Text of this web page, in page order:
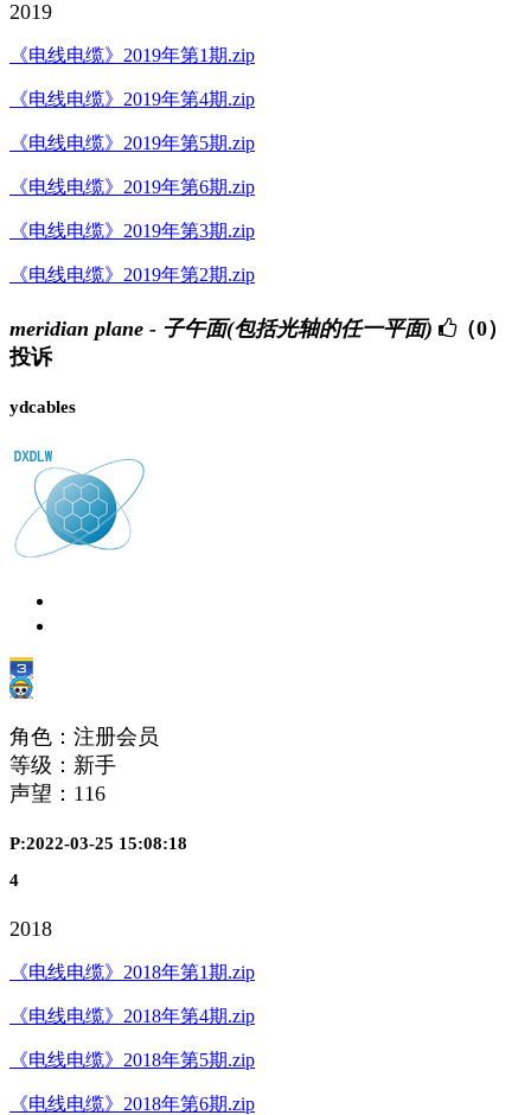
2019
《电线电缆》2019年第1期.zip
《电线电缆》2019年第4期.zip
《电线电缆》2019年第5期.zip
《电线电缆》2019年第6期.zip
《电线电缆》2019年第3期.zip
《电线电缆》2019年第2期.zip
meridian plane - 子午面(包括光轴的任一平面)
（0）
投诉
ydcables
角色：注册会员
等级：新手
声望： 116
P:2022-03-25 15:08:18
4
2018
《电线电缆》2018年第1期.zip
《电线电缆》2018年第4期.zip
《电线电缆》2018年第5期.zip
《电线电缆》2018年第6期.zip